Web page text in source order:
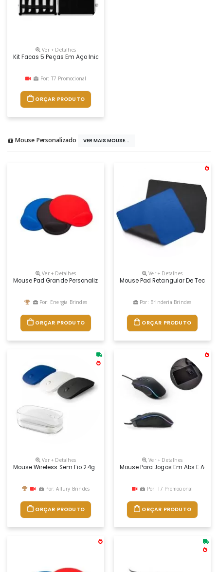
Ver + Detalhes
Kit Facas 5 Peças Em Aço Iniox Com Diferentes Tamanhos,
Por: T7 Promocional
ORÇAR PRODUTO
Mouse Personalizado VER MAIS MOUSE...
Ver + Detalhes
Mouse Pad Grande Personalizado
Por: Energia Brindes
ORÇAR PRODUTO
Ver + Detalhes
Mouse Pad Retangular De
Por: Brinderia Brindes
ORÇAR PRODUTO
Ver + Detalhes
Mouse Wireless Sem Fio 2.4g
Por: Allury Brindes
ORÇAR PRODUTO
Ver + Detalhes
Mouse Para Jogos Em Abs E
Por: T7 Promocional
ORÇAR PRODUTO